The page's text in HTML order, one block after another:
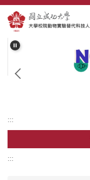
跳
到
主
要
內
:::
:::